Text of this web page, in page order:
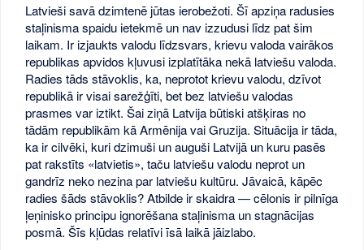
Latvieši savā dzimtenē jūtas ierobežoti. Šī apziņa radusies
staļinisma spaidu ietekmē un nav izzudusi līdz pat šim
laikam. Ir izjaukts valodu līdzsvars, krievu valoda vairākos
republikas apvidos kļuvusi izplatītāka nekā latviešu valoda.
Radies tāds stāvoklis, ka, neprotot krievu valodu, dzīvot
republikā ir visai sarežģīti, bet bez latviešu valodas
prasmes var iztikt. Šai ziņā Latvija būtiski atšķiras no
tādām republikām kā Armēnija vai Gruzija. Situācija ir tāda,
ka ir cilvēki, kuri dzimuši un auguši Latvijā un kuru pasēs
pat rakstīts «latvietis», taču latviešu valodu neprot un
gandrīz neko nezina par latviešu kultūru. Jāvaicā, kāpēc
radies šāds stāvoklis? Atbilde ir skaidra — cēlonis ir pilnīga
ļeņinisko principu ignorēšana staļinisma un stagnācijas
posmā. Šīs kļūdas relatīvi īsā laikā jāizlabo.